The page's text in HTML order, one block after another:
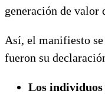
generación de
Así, el manifiesto
fueron su
Los individuos